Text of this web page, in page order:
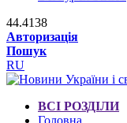
44.4138
Авторизація
Пошук
RU
ВСІ РОЗДІЛИ
Головна